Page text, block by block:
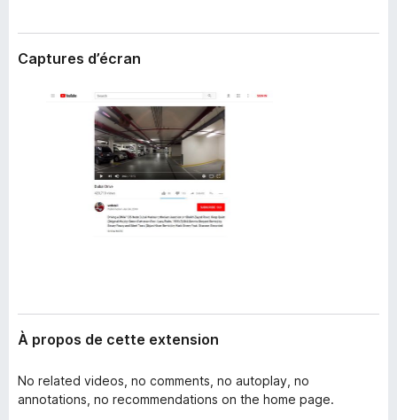
a
r
F
i
e
f
t
Captures d’écran
À propos de cette extension
No related videos, no comments, no autoplay, no
annotations, no recommendations on the home page.